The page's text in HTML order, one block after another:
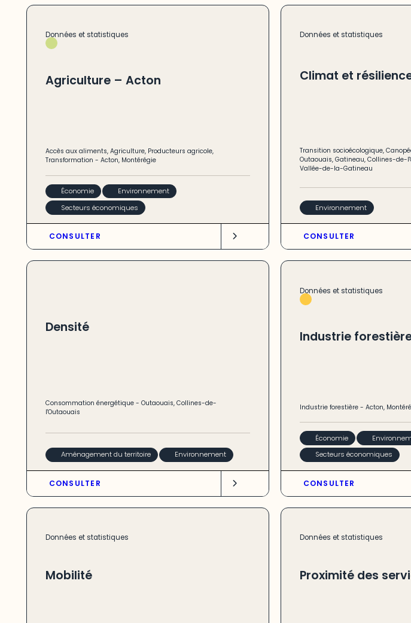
Données et statistiques
Agriculture – Acton
Accès aux aliments, Agriculture, Producteurs agricole,
Transformation - Acton, Montérégie
Économie
Environnement
Secteurs économiques
CONSULTER
Données et statistiques
Climat et
Transition socioécologique,
Outaouais, Gatineau, Collines-de-
Vallée-de-la-Gatineau
Environnement
CONSULTER
Densité
Consommation énergétique- Outaouais, Collines-de-
l'Outaouais
Aménagement du territoire Environnement
CONSULTER
Données et statistiques
Industrie
Industrie forestière- Acton,
Économie
Secteurs économiques
CONSULTER
Données et statistiques
Mobilité
Données et statistiques
Proximité des